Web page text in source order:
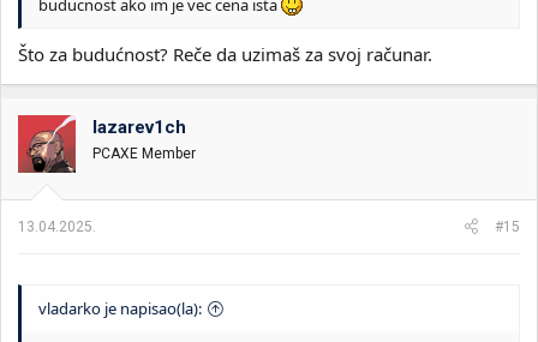
buducnost ako im je vec cena ista
Što za budućnost? Reče da uzimaš za svoj računar.
lazarev1ch
PCAXE Member
13.04.2025. #15
vladarko je napisao(la):